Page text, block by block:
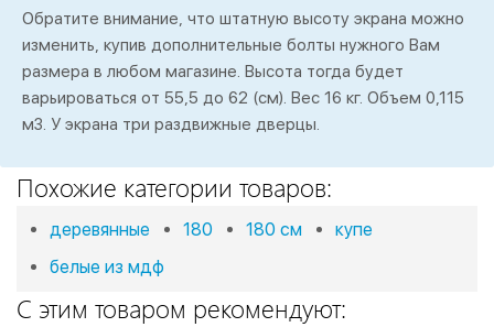
Обратите внимание, что штатную высоту экрана можно
изменить, купив дополнительные болты нужного Вам
размера в любом магазине. Высота тогда будет
варьироваться от 55,5 до 62 (см). Вес 16 кг. Объем 0,115
м3. У экрана три раздвижные дверцы.
Похожие категории товаров:
деревянные 180 180 см
купе
белые из мдф
С этим товаром рекомендуют: